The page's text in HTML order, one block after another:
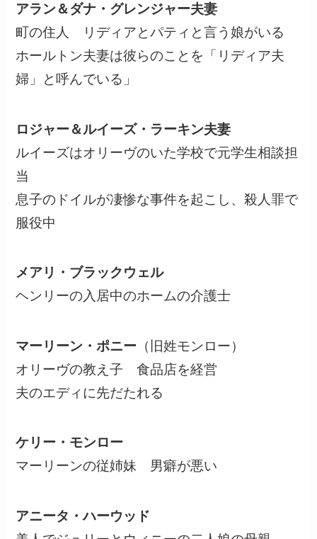
アラン＆ダナ・グレンジャー夫妻
町の住人 リディアとパティと言う娘がいる
ホールトン夫妻は彼らのことを「リディア夫
婦」と呼んでいる」
ロジャー＆ルイーズ・ラーキン夫妻
ルイーズはオリーヴのいた学校で元学生相談担
当
息子のドイルが凄惨な事件を起こし、殺人罪で
服役中
メアリ・ブラックウェル
ヘンリーの入居中のホームの介護士
マーリーン・ポニー （旧姓モンロー）
オリーヴの教え子 食品店を経営
夫のエディに先だたれる
ケリー・モンロー
マーリーンの従姉妹 男癖が悪い
アニータ・ハーウッド